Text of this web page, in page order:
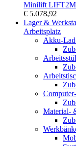
Minilift
€ 5.078,92
Lager &
Arbeitsplatz
Akku-
Material-